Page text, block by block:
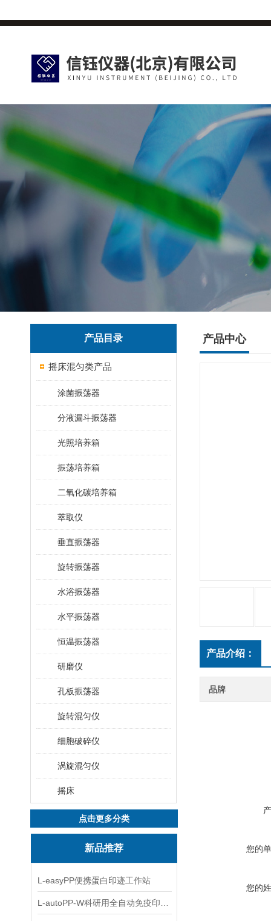
产品目录
摇床混匀类产品
涂菌振荡器
分液漏斗振荡器
光照培养箱
振荡培养箱
二氧化碳培养箱
萃取仪
垂直振荡器
旋转振荡器
水浴振荡器
水平振荡器
恒温振荡器
研磨仪
孔板振荡器
旋转混匀仪
细胞破碎仪
涡旋混匀仪
摇床
点击更多分类
新品推荐
L-easyPP便携蛋白印迹工作站
产品中心
产品介绍：
品牌
您的
您的